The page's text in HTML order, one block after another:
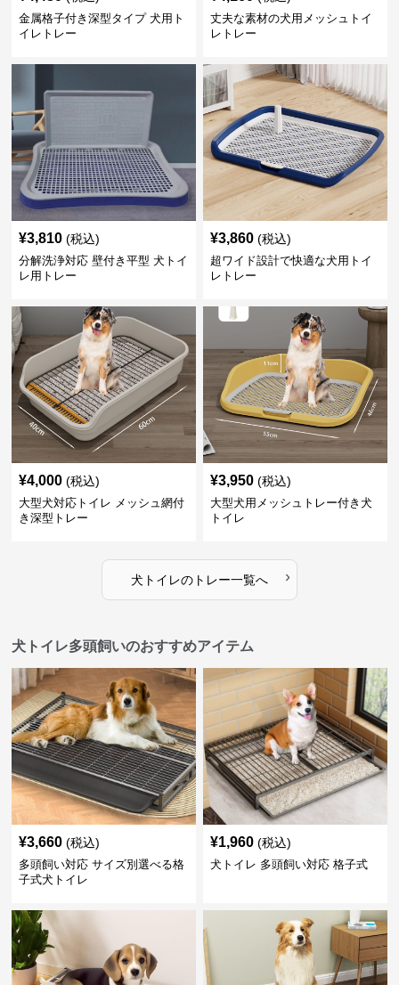
金属格子付き深型タイプ 犬用ト
イレトレー
丈夫な素材の犬用メッシュトイ
レトレー
¥3,810 (税込)
分解洗浄対応 壁付き平型 犬トイ
レ用トレー
¥3,860 (税込)
超ワイド設計で快適な犬用トイ
レトレー
¥4,000 (税込)
大型犬対応トイレ メッシュ網付
き深型トレー
¥3,950 (税込)
大型犬用メッシュトレー付き犬
トイレ
犬トイレのトレー一覧へ ›
犬トイレ多頭飼いのおすすめアイテム
¥3,660 (税込)
多頭飼い対応 サイズ別選べる格
子式犬トイレ
¥1,960 (税込)
犬トイレ 多頭飼い対応 格子式